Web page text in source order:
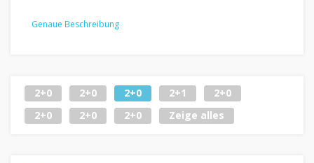
Genaue Beschreibung
2+0 2+0 2+0 2+1
2+0
2+0
2+0 2+0 Zeige alles